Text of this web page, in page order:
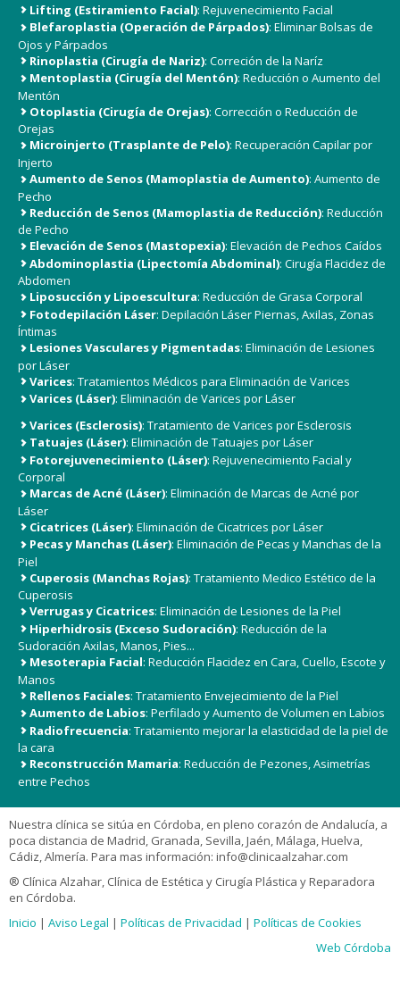
Lifting (Estiramiento Facial): Rejuvenecimiento Facial
Blefaroplastia (Operación de Párpados): Eliminar Bolsas de
Ojos y Párpados
Rinoplastia (Cirugía de Nariz): Correción de la Naríz
Mentoplastia (Cirugía del Mentón): Reducción o Aumento del
Mentón
Otoplastia (Cirugía de Orejas): Corrección o Reducción de
Orejas
Microinjerto (Trasplante de Pelo): Recuperación Capilar por
Injerto
Aumento de Senos (Mamoplastia de Aumento): Aumento de
Pecho
Reducción de Senos (Mamoplastia de Reducción): Reducción
de Pecho
Elevación de Senos (Mastopexia): Elevación de Pechos Caídos
Abdominoplastia (Lipectomía Abdominal): Cirugía Flacidez de
Abdomen
Liposucción y Lipoescultura: Reducción de Grasa Corporal
Fotodepilación Láser: Depilación Láser Piernas, Axilas, Zonas
Íntimas
Lesiones Vasculares y Pigmentadas: Eliminación de Lesiones
por Láser
Varices: Tratamientos Médicos para Eliminación de Varices
Varices (Láser): Eliminación de Varices por Láser
Varices (Esclerosis): Tratamiento de Varices por Esclerosis
Tatuajes (Láser): Eliminación de Tatuajes por Láser
Fotorejuvenecimiento (Láser): Rejuvenecimiento Facial y
Corporal
Marcas de Acné (Láser): Eliminación de Marcas de Acné por
Láser
Cicatrices (Láser): Eliminación de Cicatrices por Láser
Pecas y Manchas (Láser): Eliminación de Pecas y Manchas de la
Piel
Cuperosis (Manchas Rojas): Tratamiento Medico Estético de la
Cuperosis
Verrugas y Cicatrices: Eliminación de Lesiones de la Piel
Hiperhidrosis (Exceso Sudoración): Reducción de la
Sudoración Axilas, Manos, Pies...
Mesoterapia Facial: Reducción Flacidez en Cara, Cuello, Escote y
Manos
Rellenos Faciales: Tratamiento Envejecimiento de la Piel
Aumento de Labios: Perfilado y Aumento de Volumen en Labios
Radiofrecuencia: Tratamiento mejorar la elasticidad de la piel de
la cara
Reconstrucción Mamaria: Reducción de Pezones, Asimetrías
entre Pechos
Nuestra clínica se sitúa en Córdoba, en pleno corazón de Andalucía, a
poca distancia de Madrid, Granada, Sevilla, Jaén, Málaga, Huelva,
Cádiz, Almería. Para mas información: info@clinicaalzahar.com
® Clínica Alzahar, Clínica de Estética y Cirugía Plástica y Reparadora
en Córdoba.
Inicio | Aviso Legal | Políticas de Privacidad | Políticas de Cookies
Web Córdoba